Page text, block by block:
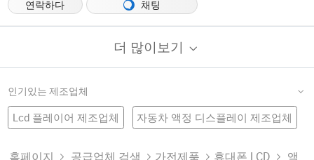
연락하다
채팅
더 많이보기
인기있는 제조업체
Lcd 플레이어 제조업체 자동차 액정 디스플레이 제조업체
홈페이지 공급업체 검색 가전제품 휴대폰 LCD 액